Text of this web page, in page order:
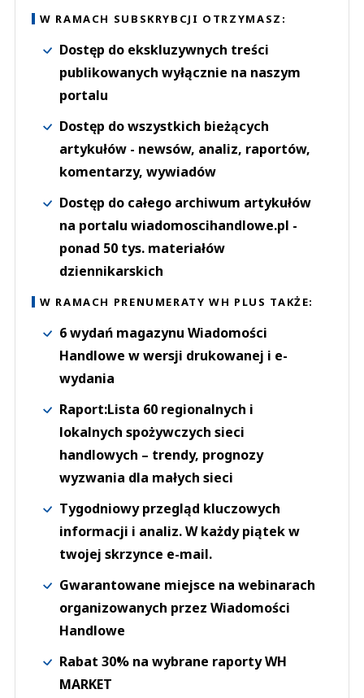
W RAMACH SUBSKRYBCJI OTRZYMASZ:
Dostęp do ekskluzywnych treści
publikowanych wyłącznie na naszym
portalu
Dostęp do wszystkich bieżących
artykułów - newsów, analiz, raportów,
komentarzy, wywiadów
Dostęp do całego archiwum artykułów
na portalu wiadomoscihandlowe.pl -
ponad 50 tys. materiałów
dziennikarskich
W RAMACH PRENUMERATY WH PLUS TAKŻE:
6 wydań magazynu Wiadomości
Handlowe w wersji drukowanej i e-
wydania
Raport:Lista 60 regionalnych i
lokalnych spożywczych sieci
handlowych – trendy, prognozy
wyzwania dla małych sieci
Tygodniowy przegląd kluczowych
informacji i analiz. W każdy piątek w
twojej skrzynce e-mail.
Gwarantowane miejsce na webinarach
organizowanych przez Wiadomości
Handlowe
Rabat 30% na wybrane raporty WH
MARKET